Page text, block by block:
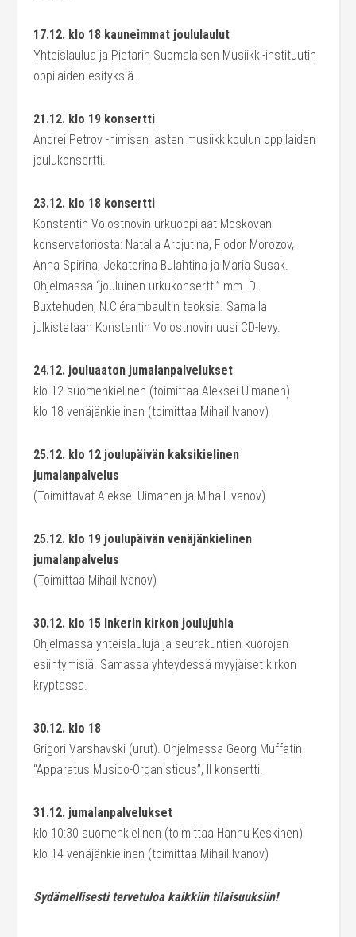
17.12. klo 18 kauneimmat joululaulut
Yhteislaulua ja Pietarin Suomalaisen Musiikki-instituutin
oppilaiden esityksiä.
21.12. klo 19 konsertti
Andrei Petrov -nimisen lasten musiikkikoulun oppilaiden
joulukonsertti.
23.12. klo 18 konsertti
Konstantin Volostnovin urkuoppilaat Moskovan
konservatoriosta: Natalja Arbjutina, Fjodor Morozov,
Anna Spirina, Jekaterina Bulahtina ja Maria Susak.
Ohjelmassa “jouluinen urkukonsertti” mm. D.
Buxtehuden, N.Clérambaultin teoksia. Samalla
julkistetaan Konstantin Volostnovin uusi CD-levy.
24.12. jouluaaton jumalanpalvelukset
klo 12 suomenkielinen (toimittaa Aleksei Uimanen)
klo 18 venäjänkielinen (toimittaa Mihail Ivanov)
25.12. klo 12 joulupäivän kaksikielinen
jumalanpalvelus
(Toimittavat Aleksei Uimanen ja Mihail Ivanov)
25.12. klo 19 joulupäivän venäjänkielinen
jumalanpalvelus
(Toimittaa Mihail Ivanov)
30.12. klo 15 Inkerin kirkon joulujuhla
Ohjelmassa yhteislauluja ja seurakuntien kuorojen
esiintymisiä. Samassa yhteydessä myyjäiset kirkon
kryptassa.
30.12. klo 18
Grigori Varshavski (urut). Ohjelmassa Georg Muffatin
“Apparatus Musico-Organisticus”, II konsertti.
31.12. jumalanpalvelukset
klo 10:30 suomenkielinen (toimittaa Hannu Keskinen)
klo 14 venäjänkielinen (toimittaa Mihail Ivanov)
Sydämellisesti tervetuloa kaikkiin tilaisuuksiin!